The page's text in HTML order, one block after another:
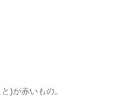
)が赤いもの。